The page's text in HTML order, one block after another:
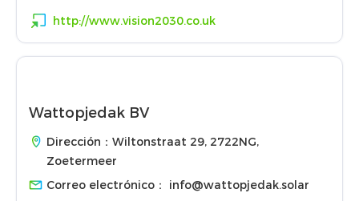
http://www.vision2030.co.uk
Wattopjedak BV
Dirección：Wiltonstraat 29, 2722NG,
Zoetermeer
Correo electrónico：
info@wattopjedak.solar